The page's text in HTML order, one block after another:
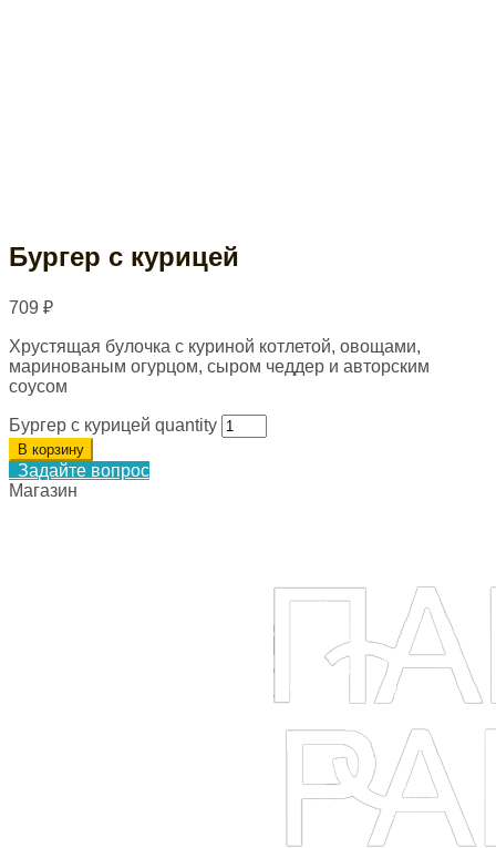
Бургер с курицей
709 ₽
Хрустящая булочка с куриной котлетой, овощами,
маринованым огурцом, сыром чеддер и авторским
соусом
Бургер с курицей quantity
В корзину
Задайте вопрос
Магазин